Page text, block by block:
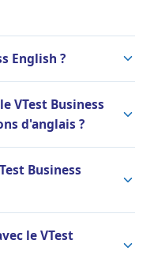
English ?
VTest Business
d'anglais ?
Business
le VTest